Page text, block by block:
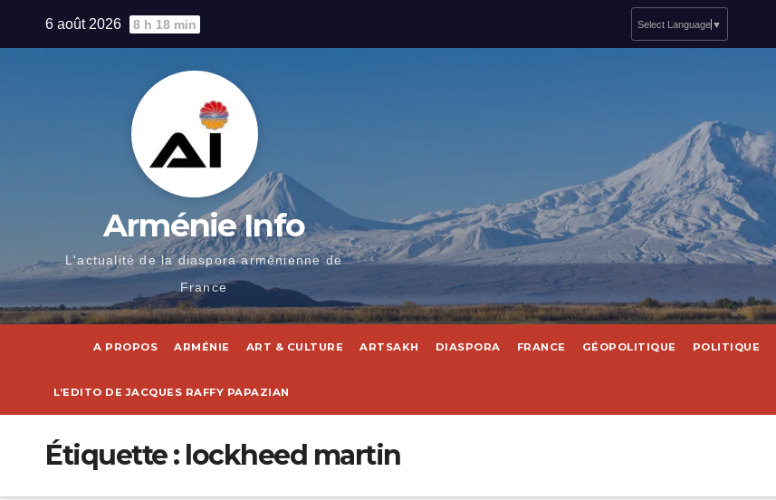
6 août 2026 8 h 18 min Select Language ▼
Arménie Info
L'actualité de la diaspora arménienne de
France
A PROPOS ARMÉNIE ART & CULTURE ARTSAKH DIASPORA FRANCE GÉOPOLITIQUE POLITIQUE
L’EDITO DE JACQUES RAFFY PAPAZIAN
Étiquette : lockheed martin